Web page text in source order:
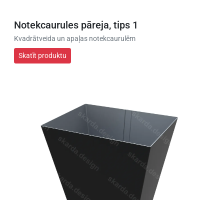
Notekcaurules pāreja, tips 1
Kvadrātveida un apaļas notekcaurulēm
Skatīt produktu